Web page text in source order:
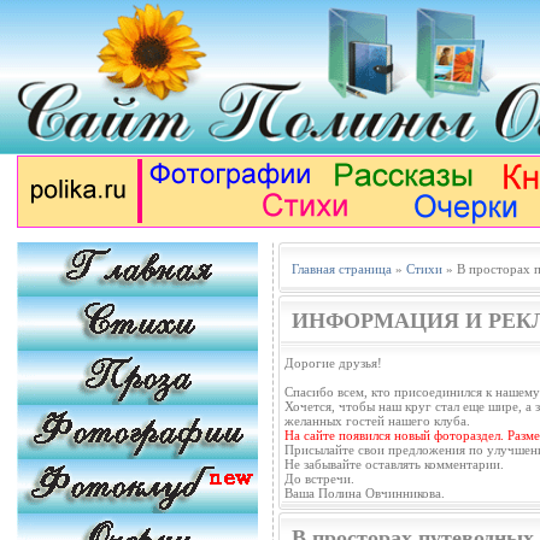
Главная страница » Стихи» В просторах
ИНФОРМАЦИЯ И
Дорогие друзья!
Спасибо всем, кто присоединился к
Хочется, чтобы наш круг стал еще шире, а
желанных гостей нашего клуба.
На сайте появился новый фотораздел.
Присылайте свои предложения по
Не забывайте оставлять комментарии.
До встречи.
Ваша Полина Овчинникова.